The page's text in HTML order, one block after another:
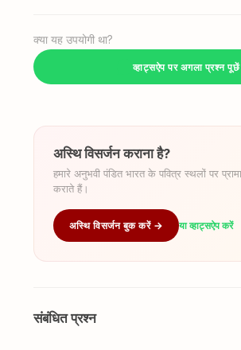
क्या यह उपयोगी था?
व्हाट्सऐप पर अगला प्रश्न पूछें
अस्थि विसर्जन कराना है?
हमारे अनुभवी पंडित भारत के पवित्र स्थलों पर
कराते हैं।
अस्थि विसर्जन बुक करें → या व्हाट्सऐप करें
संबंधित प्रश्न